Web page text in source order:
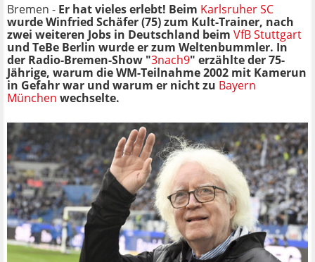
Bremen - Er hat vieles erlebt! Beim Karlsruher SC
wurde Winfried Schäfer (75) zum Kult-Trainer, nach
zwei weiteren Jobs in Deutschland beim VfB Stuttgart
und TeBe Berlin wurde er zum Weltenbummler. In
der Radio-Bremen-Show "3nach9" erzählte der 75-
Jährige, warum die WM-Teilnahme 2002 mit Kamerun
in Gefahr war und warum er nicht zu Bayern
München wechselte.